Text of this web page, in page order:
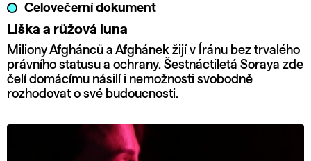
Celovečerní dokument
Liška a růžová luna
Miliony Afghánců a Afghánek žijí v Íránu bez trvalého
právního statusu a ochrany. Šestnáctiletá Soraya zde
čelí domácímu násilí i nemožnosti svobodně
rozhodovat o své budoucnosti.